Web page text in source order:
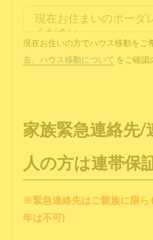
現在お住いの方でハウス移動をご
去、ハウス移動について をご確認
家族緊急連絡先
人の方は連帯保
※緊急連絡先はご親族に限ら
年は不可)